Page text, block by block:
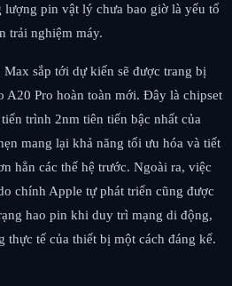
lượng pin vật lý chưa bao giờ là yếu tố
trải nghiệm máy.
Max sắp tới dự kiến sẽ được trang bị
A20 Pro hoàn toàn mới. Đây là chipset
trình 2nm tiên tiến bậc nhất của
mang lại khả năng tối ưu hóa và tiết
hẳn các thế hệ trước. Ngoài ra, việc
chính Apple tự phát triển cũng được
hao pin khi duy trì mạng di động,
thực tế của thiết bị một cách đáng kể.